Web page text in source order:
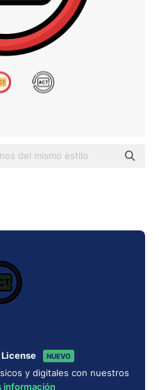
NUEVO
y digitales con nuestros
información